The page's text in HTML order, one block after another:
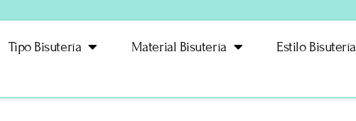
Tipo Bisutería Material Bisutería
Estilo Bisutería